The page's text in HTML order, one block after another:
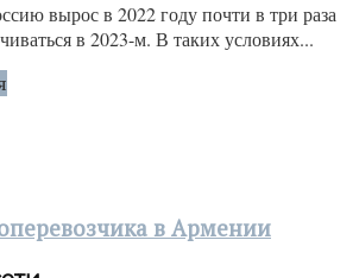
вырос в 2022 году почти в три раза
в 2023-м. В таких условиях...
в Армении